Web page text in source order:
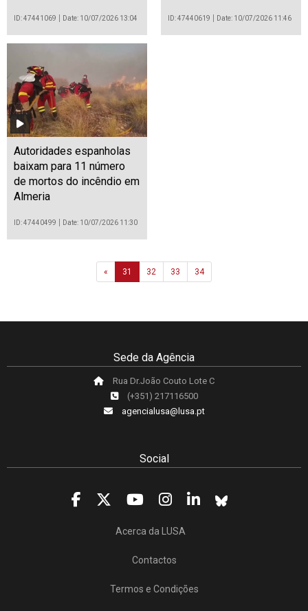
ID: 47441069 Date: 10/07/2026 13:04 ID: 47440619 Date: 10/07/2026 11:46
Autoridades espanholas
baixam para 11 número
de mortos do incêndio em
Almeria
ID: 47440499 Date: 10/07/2026 11:30
« Previous
31 32 33 34
Sede da Agência
Rua Dr.João Couto Lote C
(+351) 217116500
agencialusa@lusa.pt
Social
Acerca da LUSA
Contactos
Termos e Condições